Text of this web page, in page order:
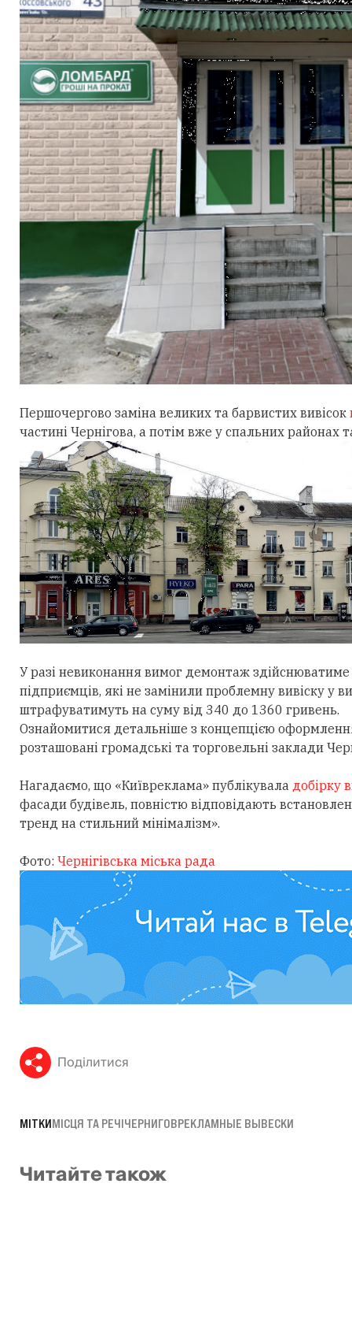
Першочергово заміна великих та барвистих вивісок
частині Чернігова, а потім вже у спальних районах
У разі невиконання вимог демонтаж
підприємців, які не замінили проблемну вивіску у
штрафуватимуть на суму від 340 до 1360 гривень.
Ознайомитися детальніше з концепцією
розташовані громадські та торговельні заклади
Нагадаємо, що «Київреклама» публікувала добірку
фасади будівель, повністю відповідають
тренд на стильний мінімалізм».
Фото: Чернігівська міська рада
Поділитися
МІТКИМІСЦЯ ТА РЕЧІЧЕРНИГОВРЕКЛАМНЫЕ ВЫВЕСКИ
Читайте також